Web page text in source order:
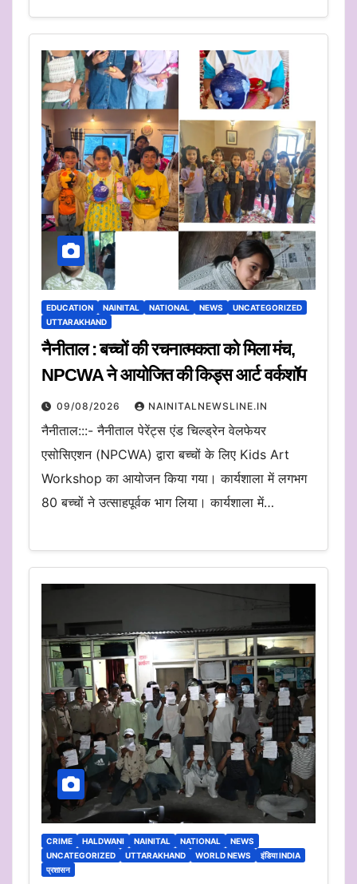
EDUCATION NAINITAL NATIONAL NEWS
UNCATEGORIZED
UTTARAKHAND
नैनीताल : बच्चों की रचनात्मकता को मिला मंच,
NPCWA ने आयोजित की किड्स आर्ट वर्कशॉप
09/08/2026 NAINITALNEWSLINE.IN
नैनीताल:::- नैनीताल पेरेंट्स एंड चिल्ड्रेन वेलफेयर
एसोसिएशन (NPCWA) द्वारा बच्चों के लिए Kids Art
Workshop का आयोजन किया गया। कार्यशाला में लगभग
80 बच्चों ने उत्साहपूर्वक भाग लिया। कार्यशाला में…
CRIME HALDWANI NAINITAL NATIONAL
NEWS
UNCATEGORIZED
UTTARAKHAND WORLD NEWS
इंडिया INDIA
प्रशासन